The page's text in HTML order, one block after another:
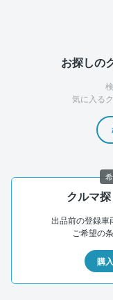
お探しの
気に入る
クルマ
出品前の登録車
ご希望の
購